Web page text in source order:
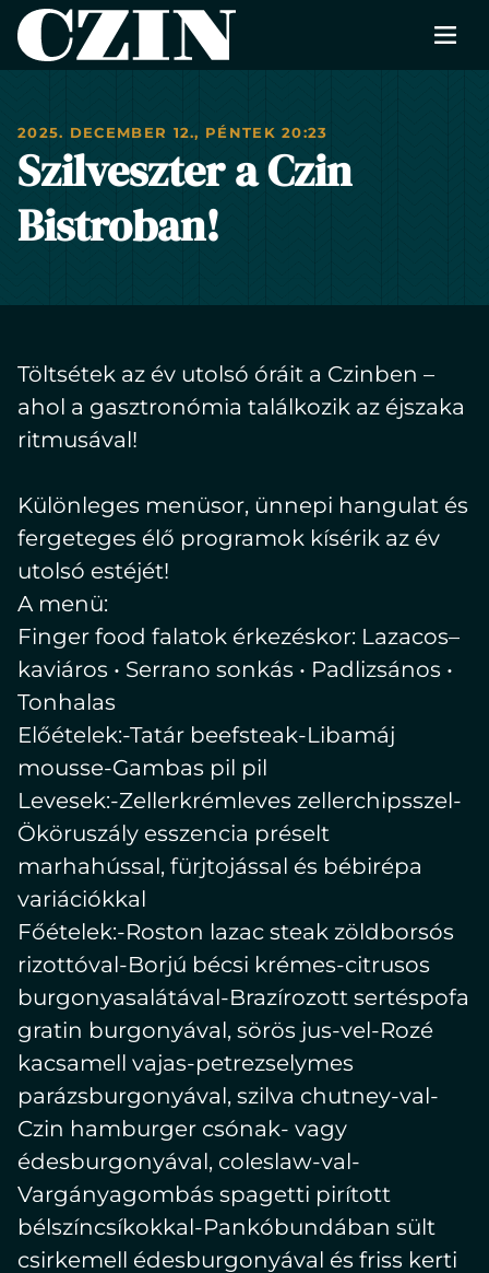
CZIN
FOTÓK
ÉTLAP
HÍREK
FOGLALÁS
language:
Szilveszter a Czin
Bistroban!
2025. DECEMBER 12., PÉNTEK 20:23
Töltsétek az év utolsó óráit a Czinben –
ahol a gasztronómia találkozik az éjszaka
ritmusával!
Különleges menüsor, ünnepi hangulat és
fergeteges élő programok kísérik az év
utolsó estéjét!
A menü:
Finger food falatok érkezéskor: Lazacos–
kaviáros • Serrano sonkás • Padlizsános •
Tonhalas
Előételek:-Tatár beefsteak-Libamáj
mousse-Gambas pil pil
Levesek:-Zellerkrémleves zellerchipsszel-
Ököruszály esszencia préselt
marhahússal, fürjtojással és bébirépa
variációkkal
Főételek:-Roston lazac steak zöldborsós
rizottóval-Borjú bécsi krémes-citrusos
burgonyasalátával-Brazírozott sertéspofa
gratin burgonyával, sörös jus-vel-Rozé
kacsamell vajas-petrezselymes
parázsburgonyával, szilva chutney-val-
Czin hamburger csónak- vagy
édesburgonyával, coleslaw-val-
Vargányagombás spagetti pirított
bélszíncsíkokkal-Pankóbundában sült
csirkemell édesburgonyával és friss kerti